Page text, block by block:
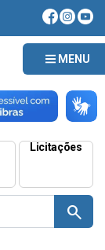
MENU
Licitações
search